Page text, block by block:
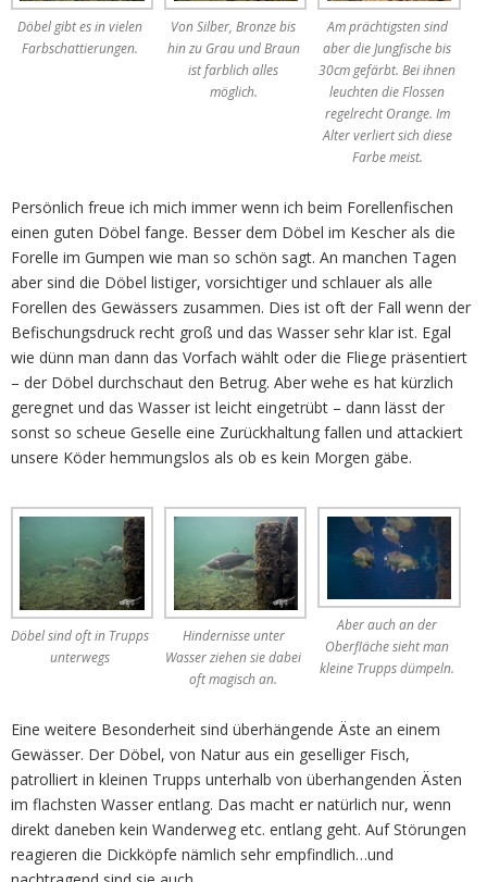
Döbel gibt es in vielen
Farbschattierungen.
Von Silber, Bronze bis
hin zu Grau und Braun
ist farblich alles
möglich.
Am prächtigsten sind
aber die Jungfische bis
30cm gefärbt. Bei ihnen
leuchten die Flossen
regelrecht Orange. Im
Alter verliert sich diese
Farbe meist.
Persönlich freue ich mich immer wenn ich beim Forellenfischen
einen guten Döbel fange. Besser dem Döbel im Kescher als die
Forelle im Gumpen wie man so schön sagt. An manchen Tagen
aber sind die Döbel listiger, vorsichtiger und schlauer als alle
Forellen des Gewässers zusammen. Dies ist oft der Fall wenn der
Befischungsdruck recht groß und das Wasser sehr klar ist. Egal
wie dünn man dann das Vorfach wählt oder die Fliege präsentiert
– der Döbel durchschaut den Betrug. Aber wehe es hat kürzlich
geregnet und das Wasser ist leicht eingetrübt – dann lässt der
sonst so scheue Geselle eine Zurückhaltung fallen und attackiert
unsere Köder hemmungslos als ob es kein Morgen gäbe.
Döbel sind oft in Trupps
unterwegs
Hindernisse unter
Wasser ziehen sie dabei
oft magisch an.
Aber auch an der
Oberfläche sieht man
kleine Trupps dümpeln.
Eine weitere Besonderheit sind überhängende Äste an einem
Gewässer. Der Döbel, von Natur aus ein geselliger Fisch,
patrolliert in kleinen Trupps unterhalb von überhangenden Ästen
im flachsten Wasser entlang. Das macht er natürlich nur, wenn
direkt daneben kein Wanderweg etc. entlang geht. Auf Störungen
reagieren die Dickköpfe nämlich sehr empfindlich…und